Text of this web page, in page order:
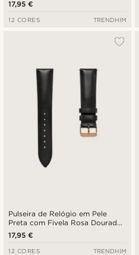
mm - Libertação Rápida
17,95 €
12 CORES TRENDHIM
Pulseira de Relógio em Pele
Preta com Fivela Rosa Dourado
de 24 mm - Libertação Rápida
17,95 €
12 CORES TRENDHIM